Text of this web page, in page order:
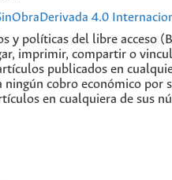
4.0
y políticas del libre acceso
imprimir, compartir o
publicados en
cobro económico por
en cualquiera de sus